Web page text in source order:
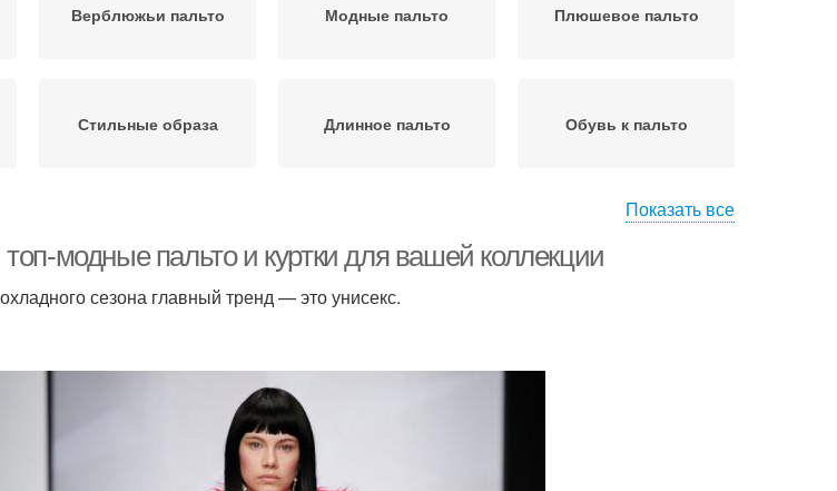
Верблюжьи пальто Модные пальто Плюшевое пальто
Стильные образа Длинное пальто Обувь к пальто
Показать все
модные пальто и куртки для вашей коллекции
сезона главный тренд — это унисекс.